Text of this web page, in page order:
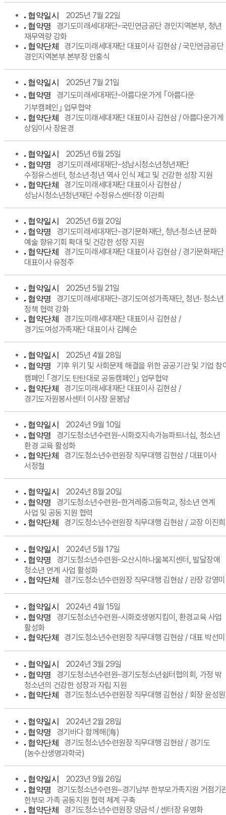
협약일시 2025년 7월 22일
협약명
경기도미래세대재단-국민연금공단 경인지역본부, 청년
재무역량 강화
협약단체
경기도미래세대재단 대표이사 김현삼 / 국민연금공단
경인지역본부 본부장 안홍식
협약일시 2025년 7월 21일
협약명
경기도미래세대재단-아름다운가게 ｢아름다운
기부캠페인｣ 업무협약
협약단체
경기도미래세대재단 대표이사 김현삼 / 아름다운가게
상임이사 장윤경
협약일시 2025년 6월 25일
협약명
경기도미래세대재단-성남시청소년청년재단
수정유스센터, 청소년·청년 역사 인식 제고 및 건강한 성장 지원
협약단체
경기도미래세대재단 대표이사 김현삼 /
성남시청소년청년재단 수정유스센터장 이관희
협약일시 2025년 6월 20일
협약명
경기도미래세대재단-경기문화재단, 청년·청소년 문화
예술 향유기회 확대 및 건강한 성장 지원
협약단체
경기도미래세대재단 대표이사 김현삼 / 경기문화재단
대표이사 유정주
협약일시 2025년 5월 21일
협약명
경기도미래세대재단-경기도여성가족재단, 청년· 청소년
정책 협력 강화
협약단체
경기도미래세대재단 대표이사 김현삼 /
경기도여성가족재단 대표이사 김혜순
협약일시 2025년 4월 28일
협약명
기후 위기 및 사회문제 해결을 위한 공공기관 및 기업 참
캠페인 ｢경기도 탄탄대로 공동캠페인｣ 업무협약
협약단체
경기도미래세대재단 대표이사 김현삼 /
경기도자원봉사센터 이사장 윤봉남
협약일시 2024년 9월 10일
협약명
경기도청소년수련원-시화호지속가능파트너십, 청소년
환경 교육 활성화
협약단체
경기도청소년수련원장 직무대행 김현삼 / 대표이사
서정철
협약일시 2024년 8월 20일
협약명
경기도청소년수련원-한겨레중고등학교, 청소년 연계
사업 및 공동 지원 협력
협약단체 경기도청소년수련원장 직무대행 김현삼 / 교장 이진희
협약일시 2024년 5월 17일
협약명
경기도청소년수련원-오산시하나울복지센터, 발달장애
청소년 연계 사업 활성화
협약단체 경기도청소년수련원장 직무대행 김현삼 / 관장 강영미
협약일시 2024년 4월 15일
협약명
경기도청소년수련원-시화호생명지킴이, 환경교육 사업
활성화
협약단체 경기도청소년수련원장 직무대행 김현삼 / 대표 박선미
협약일시 2024년 3월 29일
협약명
경기도청소년수련원-경기도청소년쉼터협의회, 가정 밖
청소년의 건강한 성장과 자립 지원
협약단체 경기도청소년수련원장 직무대행 김현삼 / 회장 윤성원
협약일시 2024년 2월 28일
협약명 경기바다 함께해(海)
협약단체
경기도청소년수련원장 직무대행 김현삼 / 경기도
(농수산생명과학국)
협약일시 2023년 9월 26일
협약명
경기도청소년수련원−경기남부 한부모가족지원 거점기
한부모 가족 공동지원 협력 체계 구축
협약단체 경기도청소년수련원장 양금석 / 센터장 유명화